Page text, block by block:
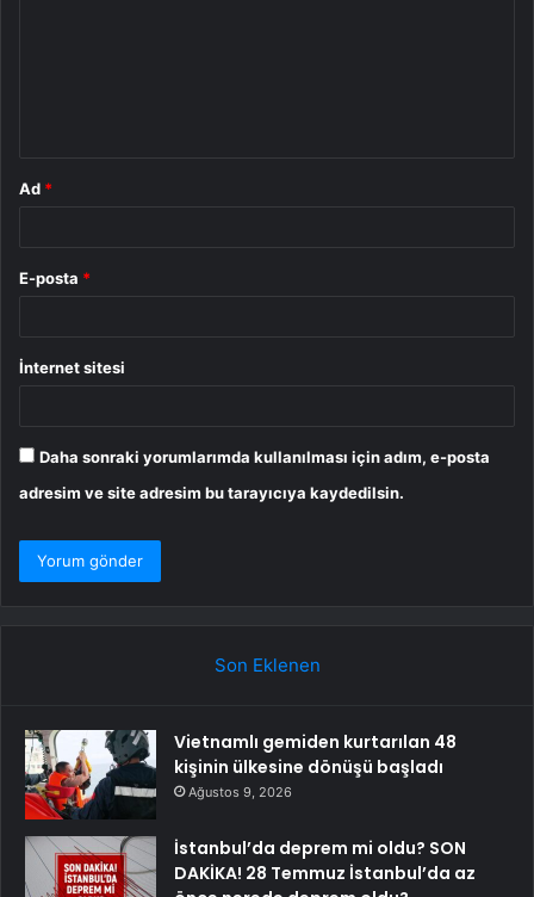
Ad *
E-posta *
İnternet sitesi
Daha sonraki yorumlarımda kullanılması için adım, e-posta
adresim ve site adresim bu tarayıcıya kaydedilsin.
Son Eklenen
Vietnamlı gemiden kurtarılan 48
kişinin ülkesine dönüşü başladı
Ağustos 9, 2026
İstanbul’da deprem mi oldu? SON
DAKİKA! 28 Temmuz İstanbul’da az